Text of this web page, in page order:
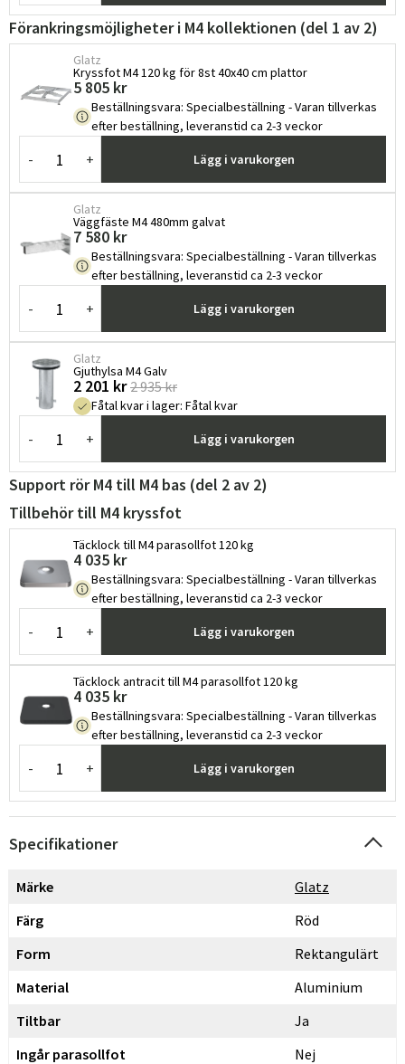
Sverige
Danmark
Norge
Suomi
Förankringsmöjligheter i M4 kollektionen (del 1 av 2)
Glatz
Kryssfot M4 120 kg för 8st 40x40 cm plattor
5 805 kr
Beställningsvara: Specialbeställning - Varan tillverkas
efter beställning, leveranstid ca 2-3 veckor
- + Lägg i varukorgen
Glatz
Väggfäste M4 480mm galvat
7 580 kr
Beställningsvara: Specialbeställning - Varan tillverkas
efter beställning, leveranstid ca 2-3 veckor
- + Lägg i varukorgen
Glatz
Gjuthylsa M4 Galv
2 201 kr 2 935 kr
Fåtal kvar i lager: Fåtal kvar
- + Lägg i varukorgen
Support rör M4 till M4 bas (del 2 av 2)
Tillbehör till M4 kryssfot
Täcklock till M4 parasollfot 120 kg
4 035 kr
Beställningsvara: Specialbeställning - Varan tillverkas
efter beställning, leveranstid ca 2-3 veckor
- + Lägg i varukorgen
Täcklock antracit till M4 parasollfot 120 kg
4 035 kr
Beställningsvara: Specialbeställning - Varan tillverkas
efter beställning, leveranstid ca 2-3 veckor
- + Lägg i varukorgen
Specifikationer
Märke
Glatz
Färg
Röd
Form
Rektangulärt
Material
Aluminium
Tiltbar
Ja
Ingår parasollfot
Nej